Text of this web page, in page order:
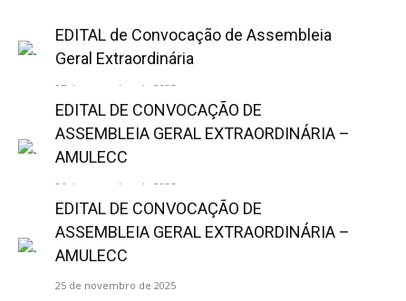
EDITAL de Convocação de Assembleia
Geral Extraordinária
27 de novembro de 2025
EDITAL DE CONVOCAÇÃO DE
ASSEMBLEIA GERAL EXTRAORDINÁRIA –
AMULECC
26 de novembro de 2025
EDITAL DE CONVOCAÇÃO DE
ASSEMBLEIA GERAL EXTRAORDINÁRIA –
AMULECC
25 de novembro de 2025